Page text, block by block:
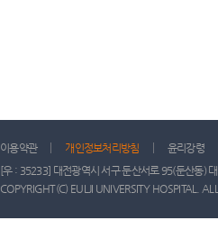
이용약관 개인정보처리방침 윤리강령
[우 : 35233] 대전광역시 서구 둔산서로 95(둔산동
COPYRIGHT(C) EULJI UNIVERSITY HOSPITAL.